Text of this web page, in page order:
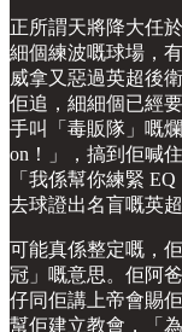
正所謂天將降大任
細個練波嘅球場，
威拿又惡過英超後
佢追，細細個已經
手叫「毒販隊」嘅
on！」，搞到佢喊
「我係幫你練緊
去球證出名盲嘅英超
可能真係整定嘅，
冠」嘅意思。佢阿
仔同佢講上帝會賜
幫佢建立教會，「